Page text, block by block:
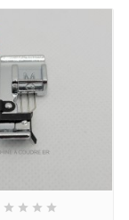
   